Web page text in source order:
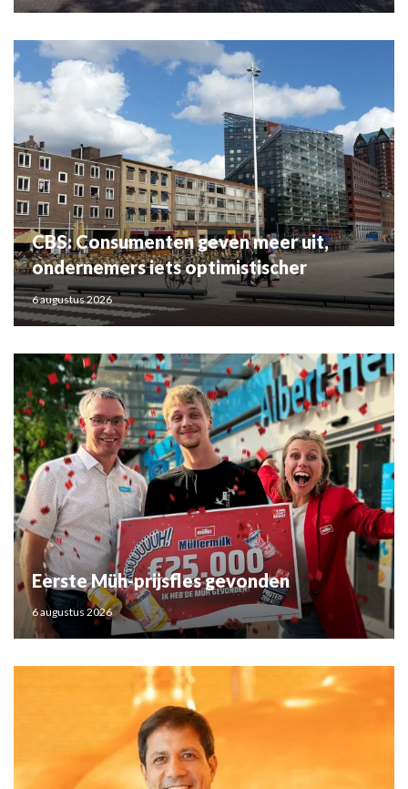
CBS: Consumenten geven meer uit,
ondernemers iets optimistischer
6 augustus 2026
Eerste Müh-prijsfles gevonden
6 augustus 2026